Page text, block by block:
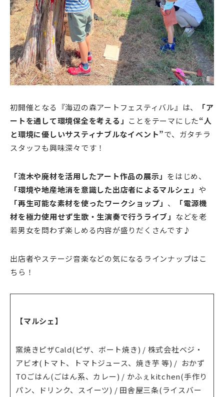
初開催となる『海辺の森アートフェスティバル』は、
「ア
ートを通して環境保全を考える」 ことをテーマにした“人
と環境に優しいサスティナブルなイベント”で、ガタチラ
スタッフも興味深々です！
「流木や廃材を活用したアート作品の展示」 をはじめ、
「環境や地産地消を意識した出店者によるマルシェ」 や
「再生可能な素材を使ったワークショップ」 、
「電源機
材を極力使用せず生歌・生演奏で行うライブ」 などを老
若男女を問わず楽しめる内容が盛りだくさんです♪
出店者やステージ音楽などの気になるラインナップはこ
ちら！
【マルシェ】
窯焼きピザCald(ピザ、ボート焼き) / 株式会社ベジ・
アビオ(トマト、トマトジュース、焼き芋 等) / おかず
TOごはん(ごはん系、カレー) / かふぇkitchen(手作り
パン、ドリンク、スイーツ) / 田舎屋三条(ライスバー